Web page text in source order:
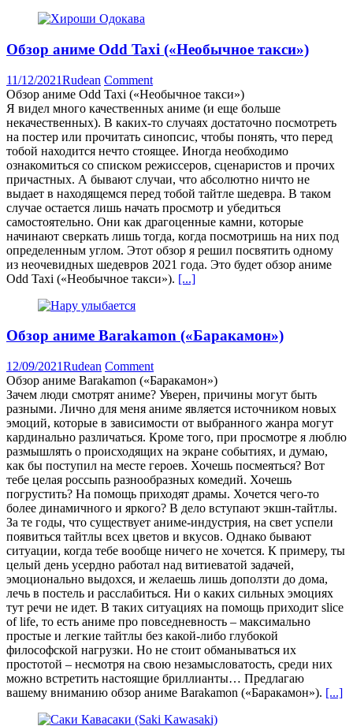
Обзор аниме Odd Taxi («Необычное такси»)
11/12/2021Rudean Comment
Обзор аниме Odd Taxi («Необычное такси»)
Я видел много качественных аниме (и еще больше
некачественных). В каких-то случаях достаточно посмотреть
на постер или прочитать синопсис, чтобы понять, что перед
тобой находится нечто стоящее. Иногда необходимо
ознакомиться со списком режиссеров, сценаристов и прочих
причастных. А бывают случаи, что абсолютно ничто не
выдает в находящемся перед тобой тайтле шедевра. В таком
случае остается лишь начать просмотр и убедиться
самостоятельно. Они как драгоценные камни, которые
начинают сверкать лишь тогда, когда посмотришь на них под
определенным углом. Этот обзор я решил посвятить одному
из неочевидных шедевров 2021 года. Это будет обзор аниме
Odd Taxi («Необычное такси»). [...]
Обзор аниме Barakamon («Баракамон»)
12/09/2021Rudean Comment
Обзор аниме Barakamon («Баракамон»)
Зачем люди смотрят аниме? Уверен, причины могут быть
разными. Лично для меня аниме является источником новых
эмоций, которые в зависимости от выбранного жанра могут
кардинально различаться. Кроме того, при просмотре я люблю
размышлять о происходящих на экране событиях, и думаю,
как бы поступил на месте героев. Хочешь посмеяться? Вот
тебе целая россыпь разнообразных комедий. Хочешь
погрустить? На помощь приходят драмы. Хочется чего-то
более динамичного и яркого? В дело вступают экшн-тайтлы.
За те годы, что существует аниме-индустрия, на свет успели
появиться тайтлы всех цветов и вкусов. Однако бывают
ситуации, когда тебе вообще ничего не хочется. К примеру, ты
целый день усердно работал над витиеватой задачей,
эмоционально выдохся, и желаешь лишь доползти до дома,
лечь в постель и расслабиться. Ни о каких сильных эмоциях
тут речи не идет. В таких ситуациях на помощь приходит slice
of life, то есть аниме про повседневность – максимально
простые и легкие тайтлы без какой-либо глубокой
философской нагрузки. Но не стоит обманываться их
простотой – несмотря на свою незамысловатость, среди них
можно встретить настоящие бриллианты… Предлагаю
вашему вниманию обзор аниме Barakamon («Баракамон»). [...]